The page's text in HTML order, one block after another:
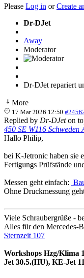
Please Log in orCreate
Dr-DJet
Away
Moderator
Dr-DJet repariert
More
17 Mar 2026 12:50
Replied by Dr-DJeton
450 SE W116 Schweden
Hallo Philip,
bei K-Jetronic haben sie
Fertigungs Prüfstände
Messen geht einfach:
Ohne Druckmessung
Viele Schraubergrüße -
Alles für den Mercedes-
Sternzeit 107
Workshops Hzg/Klima
Jet 30.5.(HU), KE-Jet